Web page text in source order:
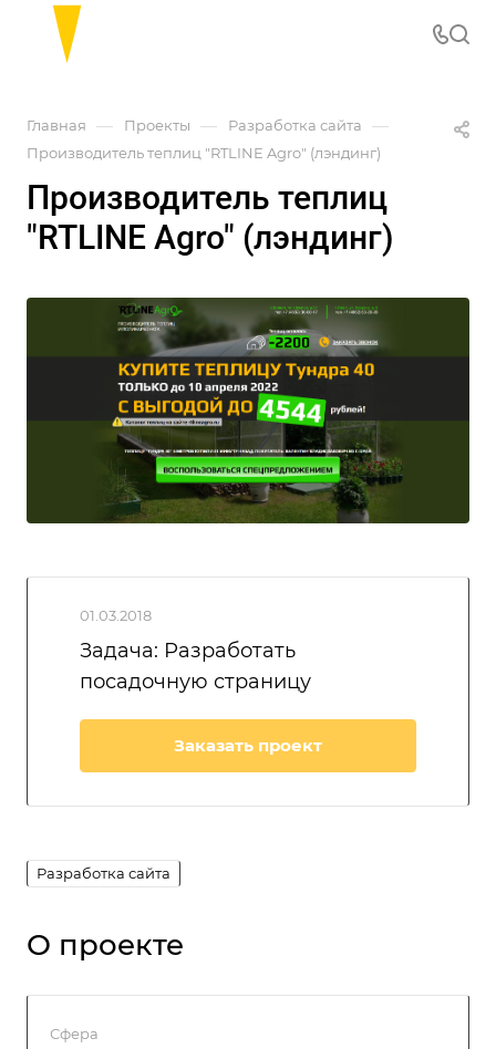
Главная — Проекты — Разработка сайта —
Производитель теплиц "RTLINE Agro" (лэндинг)
Производитель теплиц
"RTLINE Agro" (лэндинг)
01.03.2018
Задача: Разработать
посадочную страницу
Заказать проект
Разработка сайта
О проекте
Сфера